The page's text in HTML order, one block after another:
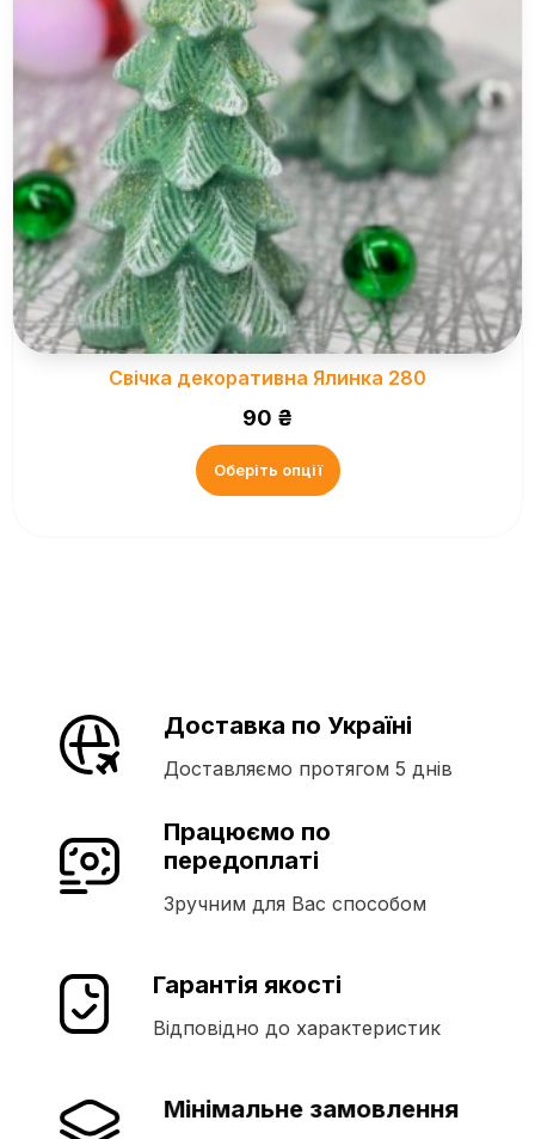
Свічка декоративна Ялинка 280
90 ₴
Оберіть опції
Доставка по Україні
Доставляємо протягом 5 днів
Працюємо по
передоплаті
Зручним для Вас способом
Гарантія якості
Відповідно до характеристик
Мінімальне замовлення